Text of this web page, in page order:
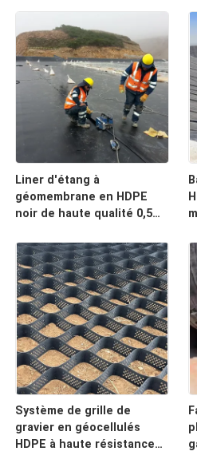
Liner d'étang à
géomembrane en HDPE
noir de haute qualité 0,5
de poissons, les étangs
d'aquaculture, les
réservoirs de stockage
d'eau et l'étanchéité des
barrages
Système de grille de
gravier en géocellulés
HDPE à haute résistance